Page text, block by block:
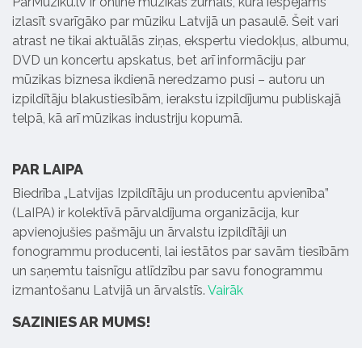
izlasīt svarīgāko par mūziku Latvijā un pasaulē. Šeit vari
atrast ne tikai aktuālās ziņas, ekspertu viedokļus, albumu,
DVD un koncertu apskatus, bet arī informāciju par
mūzikas biznesa ikdienā neredzamo pusi – autoru un
izpildītāju blakustiesībām, ierakstu izpildījumu publiskajā
telpā, kā arī mūzikas industriju kopumā.
PAR LAIPA
Biedrība „Latvijas Izpildītāju un producentu apvienība”
(LaIPA) ir kolektīvā pārvaldījuma organizācija, kur
apvienojušies pašmāju un ārvalstu izpildītāji un
fonogrammu producenti, lai iestātos par savām tiesībām
un saņemtu taisnīgu atlīdzību par savu fonogrammu
izmantošanu Latvijā un ārvalstīs. Vairāk
SAZINIES AR MUMS!